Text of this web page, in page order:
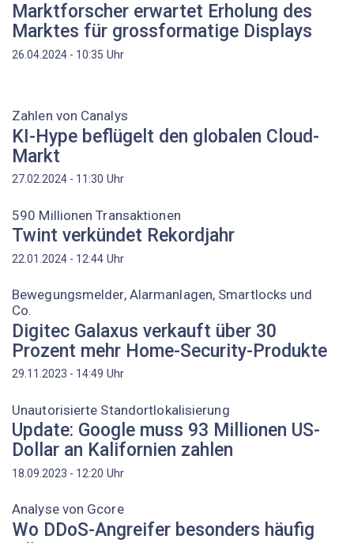
Marktforscher erwartet Erholung des
Marktes für grossformatige Displays
26.04.2024 - 10:35 Uhr
Zahlen von Canalys
KI-Hype beflügelt den globalen Cloud-
Markt
27.02.2024 - 11:30 Uhr
590 Millionen Transaktionen
Twint verkündet Rekordjahr
22.01.2024 - 12:44 Uhr
Bewegungsmelder, Alarmanlagen, Smartlocks und
Co.
Digitec Galaxus verkauft über 30
Prozent mehr Home-Security-Produkte
29.11.2023 - 14:49 Uhr
Unautorisierte Standortlokalisierung
Update: Google muss 93 Millionen US-
Dollar an Kalifornien zahlen
18.09.2023 - 12:20 Uhr
Analyse von Gcore
Wo DDoS-Angreifer besonders häufig